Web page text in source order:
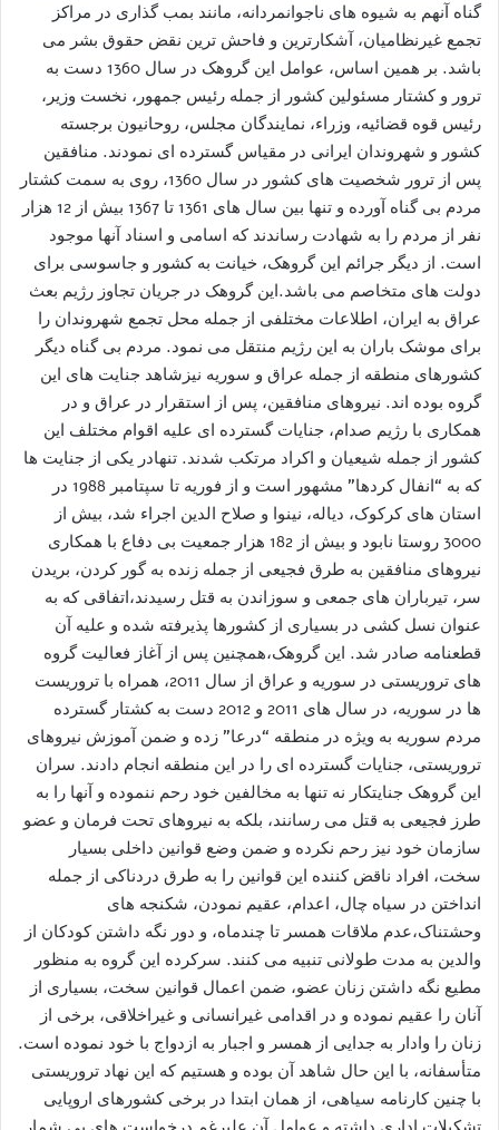
گناه آنهم به شیوه های ناجوانمردانه، مانند بمب گذاری در مراکز
تجمع غیرنظامیان، آشکارترین و فاحش ترین نقض حقوق بشر می
باشد. بر همین اساس، عوامل این گروهک در سال 1360 دست به
ترور و کشتار مسئولین کشور از جمله رئیس جمهور، نخست وزیر،
رئیس قوه قضائیه، وزراء، نمایندگان مجلس، روحانیون برجسته
کشور و شهروندان ایرانی در مقیاس گسترده ای نمودند. منافقین
پس از ترور شخصیت های کشور در سال 1360، روی به سمت کشتار
مردم بی گناه آورده و تنها بین سال های 1361 تا 1367 بیش از 12 هزار
نفر از مردم را به شهادت رساندند که اسامی و اسناد آنها موجود
است. از دیگر جرائم این گروهک، خیانت به کشور و جاسوسی برای
دولت های متخاصم می باشد.این گروهک در جریان تجاوز رژیم بعث
عراق به ایران، اطلاعات مختلفی از جمله محل تجمع شهروندان را
برای موشک باران به این رژیم منتقل می نمود. مردم بی گناه دیگر
کشورهای منطقه از جمله عراق و سوریه نیزشاهد جنایت های این
گروه بوده اند. نیروهای منافقین، پس از استقرار در عراق و در
همکاری با رژیم صدام، جنایات گسترده ای علیه اقوام مختلف این
کشور از جمله شیعیان و اکراد مرتکب شدند. تنهادر یکی از جنایت ها
که به “انفال کردها” مشهور است و از فوریه تا سپتامبر 1988 در
استان های کرکوک، دیاله، نینوا و صلاح الدین اجراء شد، بیش از
3000 روستا نابود و بیش از 182 هزار جمعیت بی دفاع با همکاری
نیروهای منافقین به طرق فجیعی از جمله زنده به گور کردن، بریدن
سر، تیرباران های جمعی و سوزاندن به قتل رسیدند،اتفاقی که به
عنوان نسل کشی در بسیاری از کشورها پذیرفته شده و علیه آن
قطعنامه صادر شد. این گروهک،همچنین پس از آغاز فعالیت گروه
های تروریستی در سوریه و عراق از سال 2011، همراه با تروریست
ها در سوریه، در سال های 2011 و 2012 دست به کشتار گسترده
مردم سوریه به ویژه در منطقه “درعا” زده و ضمن آموزش نیروهای
تروریستی، جنایات گسترده ای را در این منطقه انجام دادند. سران
این گروهک جنایتکار نه تنها به مخالفین خود رحم ننموده و آنها را به
طرز فجیعی به قتل می رسانند، بلکه به نیروهای تحت فرمان و عضو
سازمان خود نیز رحم نکرده و ضمن وضع قوانین داخلی بسیار
سخت، افراد ناقض کننده این قوانین را به طرق دردناکی از جمله
انداختن در سیاه چال، اعدام، عقیم نمودن، شکنجه های
وحشتناک،عدم ملاقات همسر تا چندماه، و دور نگه داشتن کودکان از
والدین به مدت طولانی تنبیه می کنند. سرکرده این گروه به منظور
مطیع نگه داشتن زنان عضو، ضمن اعمال قوانین سخت، بسیاری از
آنان را عقیم نموده و در اقدامی غیرانسانی و غیراخلاقی، برخی از
زنان را وادار به جدایی از همسر و اجبار به ازدواج با خود نموده است.
متأسفانه، با این حال شاهد آن بوده و هستیم که این نهاد تروریستی
با چنین کارنامه سیاهی، از همان ابتدا در برخی کشورهای اروپایی